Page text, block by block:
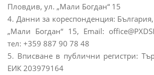
Пловдив, ул. „Мали Богдан“ 15
4. Данни за кореспонденция:
„Мали Богдан“ 15, Email:
тел: +359 887 90 78 48
5. Вписване в публични регистри:
ЕИК 203979164